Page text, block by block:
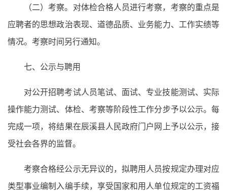
（二）考察。对体检合格人员进行考察，考察的重点是
应聘者的思想政治表现、道德品质、业务能力、工作实绩等
情况。考察时间另行通知。
七、公示与聘用
对公开招聘考试人员笔试、面试、专业技能测试、实际
操作能力测试、体检、考察等阶段性工作分步予以公示。每
完成一项，将结果在辰溪县人民政府门户网上予以公示，接
受社会各界的监督。
考察合格经公示无异议的，拟聘用人员按规定办理对应
类型事业编制入编手续，享受国家和用人单位规定的工资福